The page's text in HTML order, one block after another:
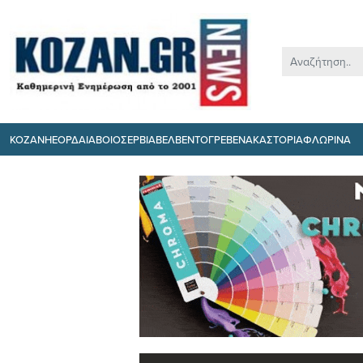
ΚΟΖΑΝΗΕΟΡΔΑΙΑΒΟΙΟΣΕΡΒΙΑΒΕΛΒΕΝΤΟΓΡΕΒΕΝΑΚΑΣΤΟΡΙΑΦΛΩΡΙΝΑ